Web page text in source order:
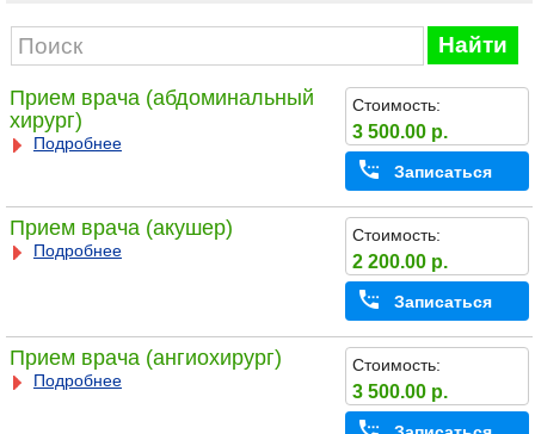
Найти
Прием врача (абдоминальный
хирург)
Подробнее
Стоимость:
3 500.00 р.
Записаться
Прием врача (акушер)
Подробнее
Стоимость:
2 200.00 р.
Записаться
Прием врача (ангиохирург)
Подробнее
Стоимость:
3 500.00 р.